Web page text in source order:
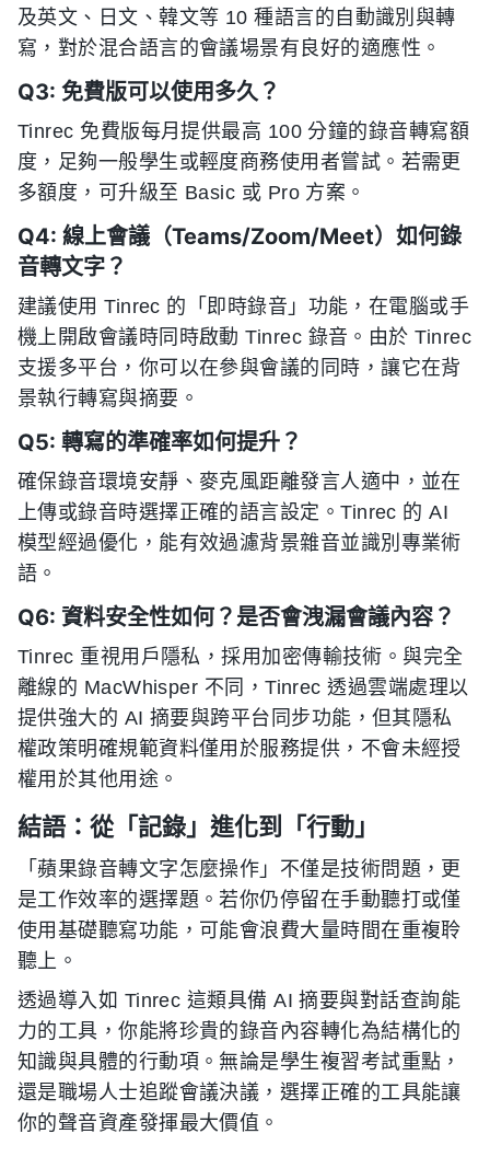
及英文、日文、韓文等 10 種語言的自動識別與轉
寫，對於混合語言的會議場景有良好的適應性。
Q3: 免費版可以使用多久？
Tinrec 免費版每月提供最高 100 分鐘的錄音轉寫額
度，足夠一般學生或輕度商務使用者嘗試。若需更
多額度，可升級至 Basic 或 Pro 方案。
Q4: 線上會議（Teams/Zoom/Meet）如何錄
音轉文字？
建議使用 Tinrec 的「即時錄音」功能，在電腦或手
機上開啟會議時同時啟動 Tinrec 錄音。由於 Tinrec
支援多平台，你可以在參與會議的同時，讓它在背
景執行轉寫與摘要。
Q5: 轉寫的準確率如何提升？
確保錄音環境安靜、麥克風距離發言人適中，並在
上傳或錄音時選擇正確的語言設定。Tinrec 的 AI
模型經過優化，能有效過濾背景雜音並識別專業術
語。
Q6: 資料安全性如何？是否會洩漏會議內容？
Tinrec 重視用戶隱私，採用加密傳輸技術。與完全
離線的 MacWhisper 不同，Tinrec 透過雲端處理以
提供強大的 AI 摘要與跨平台同步功能，但其隱私
權政策明確規範資料僅用於服務提供，不會未經授
權用於其他用途。
結語：從「記錄」進化到「行動」
「蘋果錄音轉文字怎麼操作」不僅是技術問題，更
是工作效率的選擇題。若你仍停留在手動聽打或僅
使用基礎聽寫功能，可能會浪費大量時間在重複聆
聽上。
透過導入如 Tinrec 這類具備 AI 摘要與對話查詢能
力的工具，你能將珍貴的錄音內容轉化為結構化的
知識與具體的行動項。無論是學生複習考試重點，
還是職場人士追蹤會議決議，選擇正確的工具能讓
你的聲音資產發揮最大價值。